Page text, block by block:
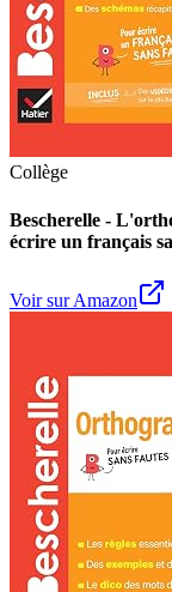
Collège
Bescherelle -
écrire un français
Voir sur Amazon